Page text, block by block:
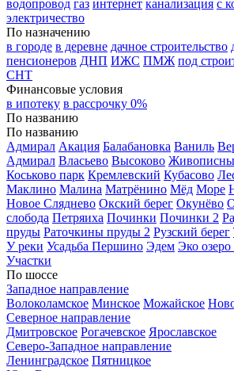
водопровод газ интернет канализация с
электричество
По назначению
в городе в деревне дачное строительство
пенсионеров ДНП ИЖС ПМЖ под
СНТ
Финансовые условия
в ипотеку в рассрочку 0%
По названию
По названию
Адмирал Акация Балабановка Ваниль
Адмирал Власьево Высоково
Коськово парк Кремлевский Кубасово
Маклино Малина Матрёнино Мёд Море
Новое Сляднево Окский берег Окунёво
слобода Петряиха Починки Починки 2
пруды Раточкины пруды 2 Рузский берег
У реки Усадьба Першино Эдем Эко озеро
Участки
По шоссе
Западное направление
Волоколамское Минское Можайское
Северное направление
Дмитровское Рогачевское Ярославское
Северо-Западное направление
Ленинградское Пятницкое